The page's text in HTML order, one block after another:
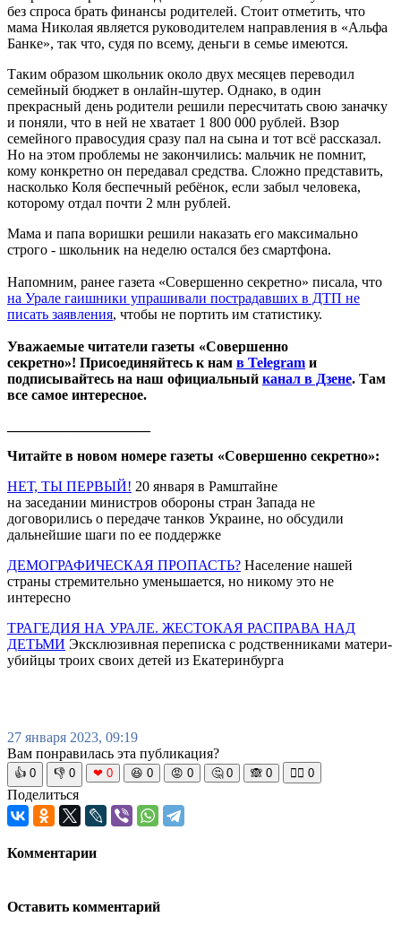
без спроса брать финансы родителей. Стоит отметить, что
мама Николая является руководителем направления в «Альфа
Банке», так что, судя по всему, деньги в семье имеются.
Таким образом школьник около двух месяцев переводил
семейный бюджет в онлайн-шутер. Однако, в один
прекрасный день родители решили пересчитать свою заначку
и поняли, что в ней не хватает 1 800 000 рублей. Взор
семейного правосудия сразу пал на сына и тот всё рассказал.
Но на этом проблемы не закончились: мальчик не помнит,
кому конкретно он передавал средства. Сложно представить,
насколько Коля беспечный ребёнок, если забыл человека,
которому отдал почти 2 млн рублей.
Мама и папа воришки решили наказать его максимально
строго - школьник на неделю остался без смартфона.
Напомним, ранее газета «Совершенно секретно» писала, что
на Урале гаишники упрашивали пострадавших в ДТП не
писать заявления, чтобы не портить им статистику.
Уважаемые читатели газеты «Совершенно
секретно»! Присоединяйтесь к нам в Telegram и
подписывайтесь на наш официальный канал в Дзене. Там
все самое интересное.
Читайте в новом номере газеты «Совершенно секретно»:
НЕТ, ТЫ ПЕРВЫЙ! 20 января в Рамштайне
на заседании министров обороны стран Запада не
договорились о передаче танков Украине, но обсудили
дальнейшие шаги по ее поддержке
ДЕМОГРАФИЧЕСКАЯ ПРОПАСТЬ? Население нашей
страны стремительно уменьшается, но никому это не
интересно
ТРАГЕДИЯ НА УРАЛЕ. ЖЕСТОКАЯ РАСПРАВА НАД
ДЕТЬМИ Эксклюзивная переписка с родственниками матери-
убийцы троих своих детей из Екатеринбурга
27 января 2023, 09:19
Вам понравилась эта публикация?
👍 0 👎 0 ❤ 0 😆 0 😡 0 🤔 0 🙈 0 🧘‍♀️ 0
Поделиться
Комментарии
Оставить комментарий